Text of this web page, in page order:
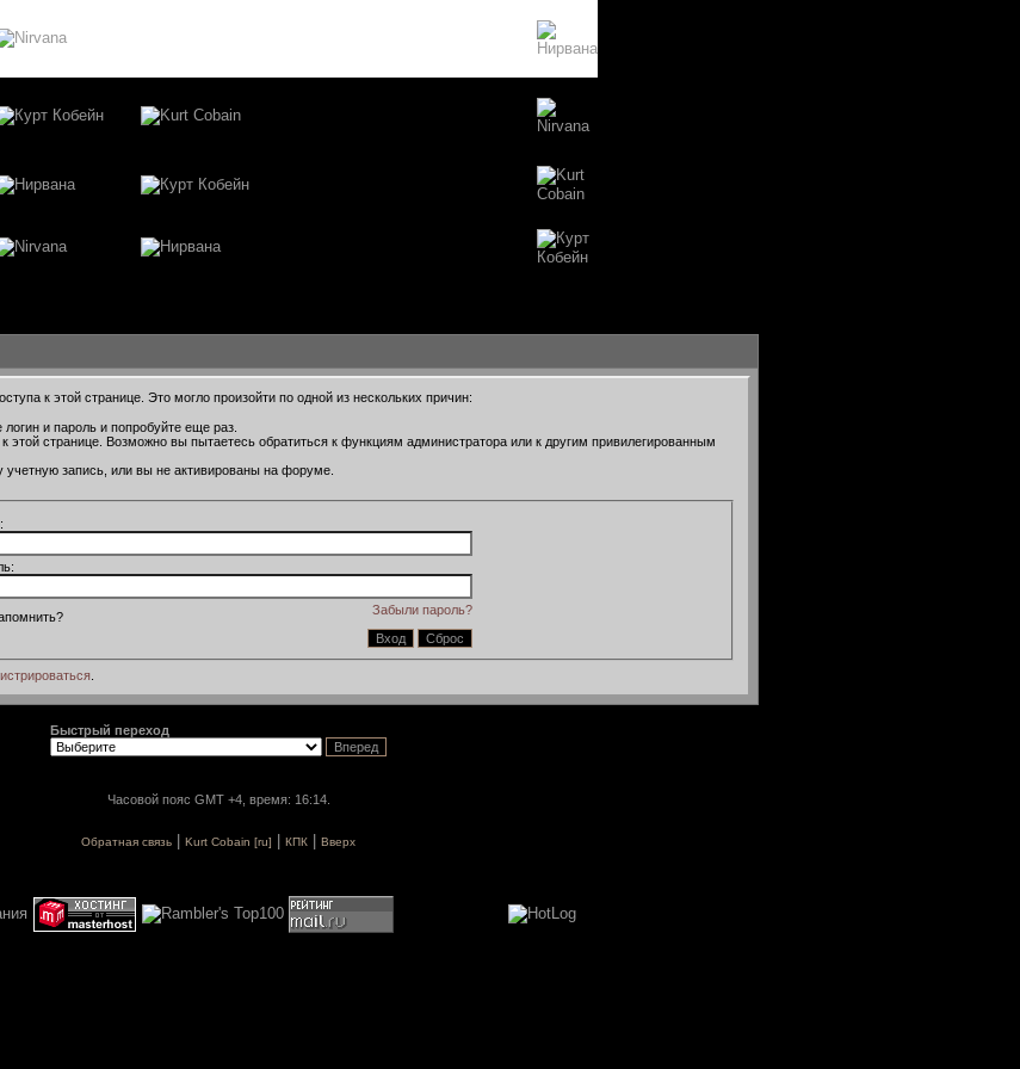
к этой странице. Это могло произойти по одной из нескольких причин:
и пароль и попробуйте еще раз.
этой странице. Возможно вы пытаетесь обратиться к функциям администратора или к другим привилегированным
запись, или вы не активированы на форуме.
Забыли пароль?
.
Быстрый переход
Часовой пояс GMT +4, время: 16:14.
Обратная связь Kurt Cobain [ru] КПК Вверх